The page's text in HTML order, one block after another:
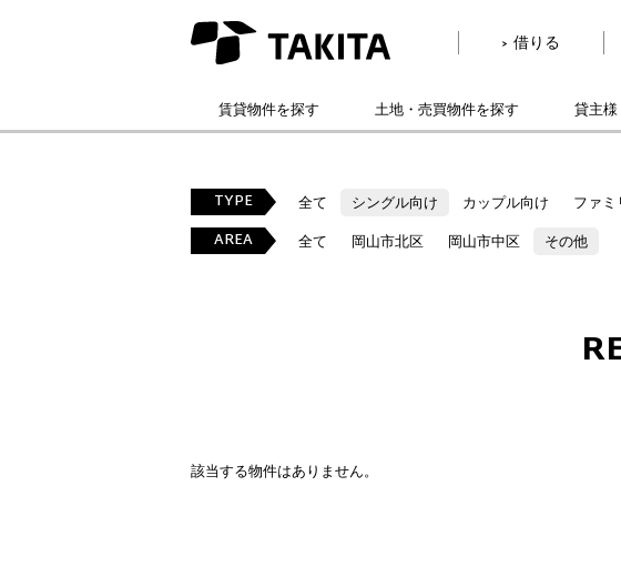
借りる
賃貸物件を探す 土地・売買物件を探す 貸主様
TYPE 全て シングル向け カップル向け ファミ
AREA 全て 岡山市北区 岡山市中区 その他
該当する物件はありません。